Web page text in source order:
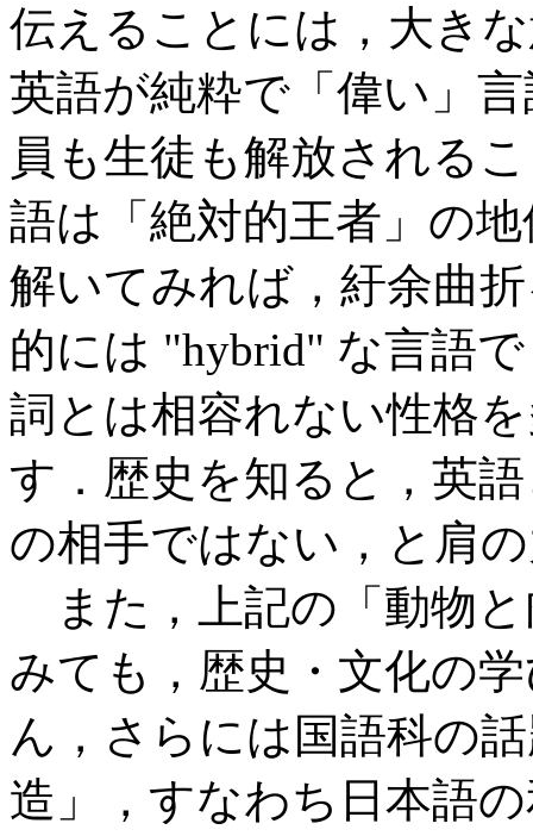
伝えることには，大き
英語が純粋で「偉い」
員も生徒も解放される
語は「絶対的王者」の
解いてみれば，紆余曲
的には "hybrid" な言語
詞とは相容れない性格
す．歴史を知ると，英
の相手ではない，と肩
また，上記の「動物
みても，歴史・文化の
ん，さらには国語科の
造」，すなわち日本語